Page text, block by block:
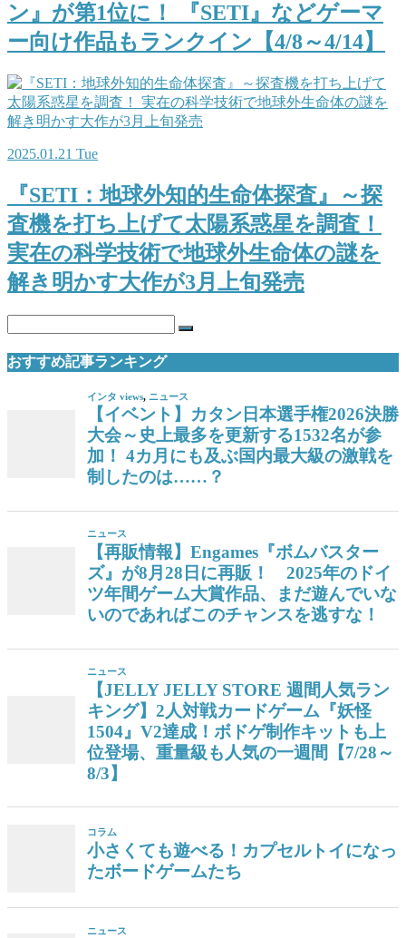
ン』が第1位に！ 『SETI』などゲーマ
ー向け作品もランクイン【4/8～4/14】
2025.01.21 Tue
『SETI：地球外知的生命体探査』～探
査機を打ち上げて太陽系惑星を調査！
実在の科学技術で地球外生命体の謎を
解き明かす大作が3月上旬発売
おすすめ記事ランキング
インタ views, ニュース
【イベント】カタン日本選手権2026決勝
大会～史上最多を更新する1532名が参
加！ 4カ月にも及ぶ国内最大級の激戦を
制したのは……？
ニュース
【再販情報】Engames『ボムバスター
ズ』が8月28日に再販！ 2025年のドイ
ツ年間ゲーム大賞作品、まだ遊んでいな
いのであればこのチャンスを逃すな！
ニュース
【JELLY JELLY STORE 週間人気ラン
キング】2人対戦カードゲーム『妖怪
1504』V2達成！ボドゲ制作キットも上
位登場、重量級も人気の一週間【7/28～
8/3】
コラム
小さくても遊べる！カプセルトイになっ
たボードゲームたち
ニュース